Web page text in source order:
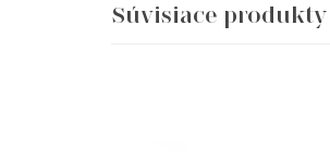
Súvisiace produkty